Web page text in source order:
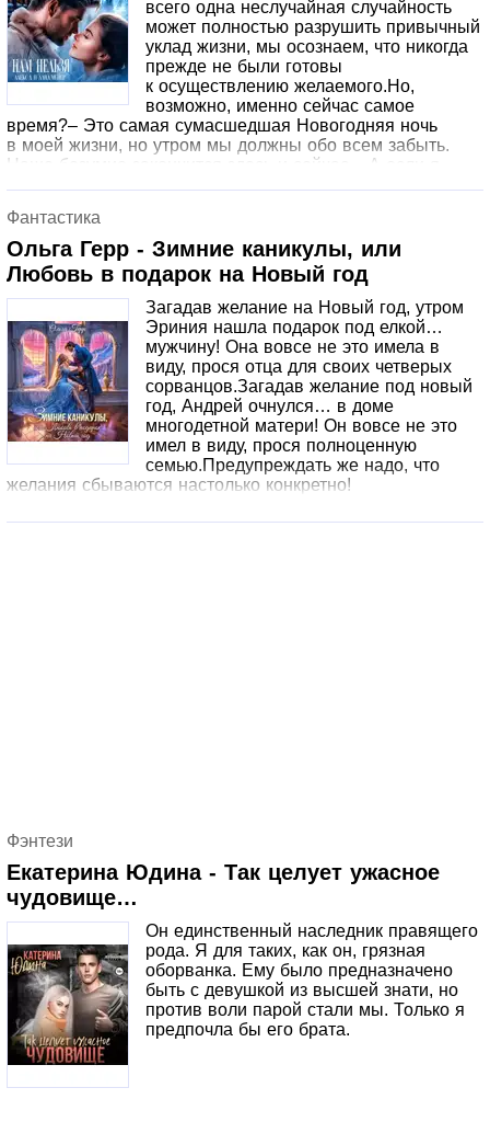
вовсе не так уж беспомощна и безобидна, как казалось
некоторым. И эти некоторые горько пожалеют о том, что
протянули свои лапы к чужому!
всего одна неслучайная случайность
может полностью разрушить привычный
уклад жизни, мы осознаем, что никогда
прежде не были готовы
к осуществлению желаемого.Но,
возможно, именно сейчас самое
время?– Это самая сумасшедшая Новогодняя ночь
в моей жизни, но утром мы должны обо всем забыть.
Наше безумие закончится здесь и сейчас.– А если я
Снегурочка.– Твоя Снегурочка должна быть младше лет
на пятнадцать, а нам с тобой нельзя. Ничего нельзя.
Понимаешь?В книге присутствует нецензурная брань!
Фантастика
Ольга Герр - Зимние каникулы, или
Любовь в подарок на Новый год
Загадав желание на Новый год, утром
Эриния нашла подарок под елкой…
мужчину! Она вовсе не это имела в
виду, прося отца для своих четверых
сорванцов.Загадав желание под новый
год, Андрей очнулся… в доме
многодетной матери! Он вовсе не это
имел в виду, прося полноценную
семью.Предупреждать же надо, что
желания сбываются настолько конкретно!
Фэнтези
Екатерина Юдина - Так целует ужасное
чудовище…
Он единственный наследник правящего
рода. Я для таких, как он, грязная
оборванка. Ему было предназначено
быть с девушкой из высшей знати, но
против воли парой стали мы. Только я
предпочла бы его брата.